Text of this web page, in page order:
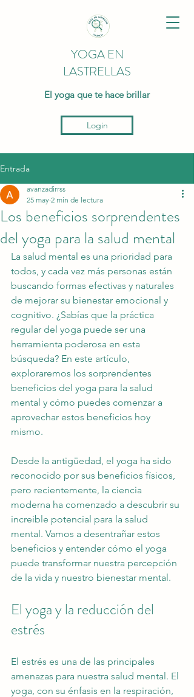
YOGA EN
LASTRELLAS
El yoga que te hace brillar
Login
Entrada
Los beneficios sorprendentes
del yoga para la salud mental
avanzadirrss
25 may 2 min de lectura
La salud mental es una prioridad para
todos, y cada vez más personas están
buscando formas efectivas y naturales
de mejorar su bienestar emocional y
cognitivo. ¿Sabías que la práctica
regular del yoga puede ser una
herramienta poderosa en esta
búsqueda? En este artículo,
exploraremos los sorprendentes
beneficios del yoga para la salud
mental y cómo puedes comenzar a
aprovechar estos beneficios hoy
mismo.
Desde la antigüedad, el yoga ha sido
reconocido por sus beneficios físicos,
pero recientemente, la ciencia
moderna ha comenzado a descubrir su
increíble potencial para la salud
mental. Vamos a desentrañar estos
beneficios y entender cómo el yoga
puede transformar nuestra percepción
de la vida y nuestro bienestar mental.
El yoga y la reducción del
estrés
El estrés es una de las principales
amenazas para nuestra salud mental. El
yoga, con su énfasis en la respiración,